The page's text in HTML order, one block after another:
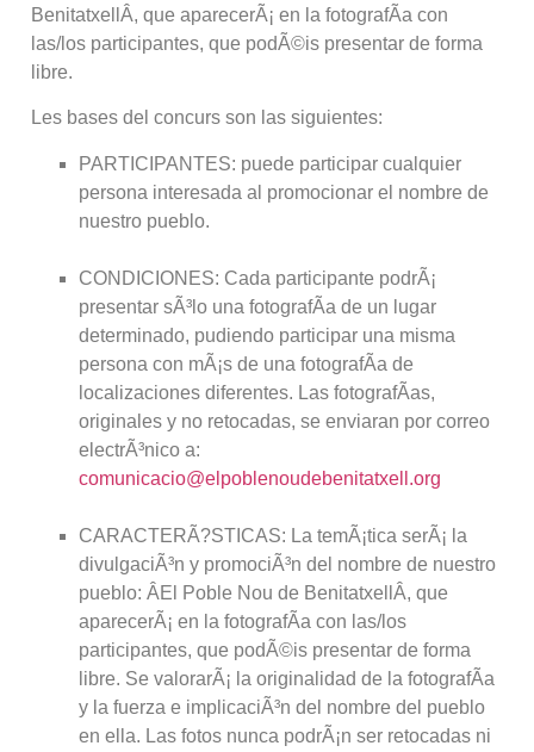
BenitatxellÂ, que aparecerÃ¡ en la fotografÃ­a con
las/los participantes, que podÃ©is presentar de forma
libre.
Les bases del concurs son las siguientes:
PARTICIPANTES: puede participar cualquier
persona interesada al promocionar el nombre de
nuestro pueblo.
CONDICIONES: Cada participante podrÃ¡
presentar sÃ³lo una fotografÃ­a de un lugar
determinado, pudiendo participar una misma
persona con mÃ¡s de una fotografÃ­a de
localizaciones diferentes. Las fotografÃ­as,
originales y no retocadas, se enviaran por correo
electrÃ³nico a:
comunicacio@elpoblenoudebenitatxell.org
CARACTERÃ?STICAS: La temÃ¡tica serÃ¡ la
divulgaciÃ³n y promociÃ³n del nombre de nuestro
pueblo: ÂEl Poble Nou de BenitatxellÂ, que
aparecerÃ¡ en la fotografÃ­a con las/los
participantes, que podÃ©is presentar de forma
libre. Se valorarÃ¡ la originalidad de la fotografÃ­a
y la fuerza e implicaciÃ³n del nombre del pueblo
en ella. Las fotos nunca podrÃ¡n ser retocadas ni